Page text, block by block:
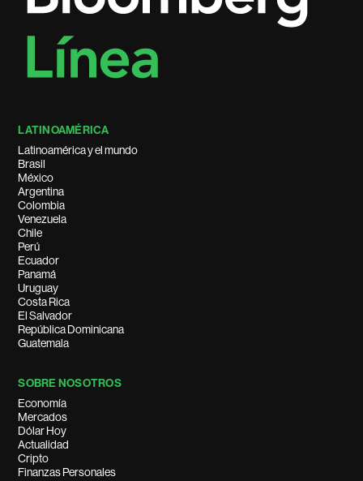
LATINOAMÉRICA
Latinoamérica y el mundo
Brasil
México
Argentina
Colombia
Venezuela
Chile
Perú
Ecuador
Panamá
Uruguay
Costa Rica
El Salvador
República Dominicana
Guatemala
SOBRE NOSOTROS
Economía
Mercados
Dólar Hoy
Actualidad
Cripto
Finanzas Personales